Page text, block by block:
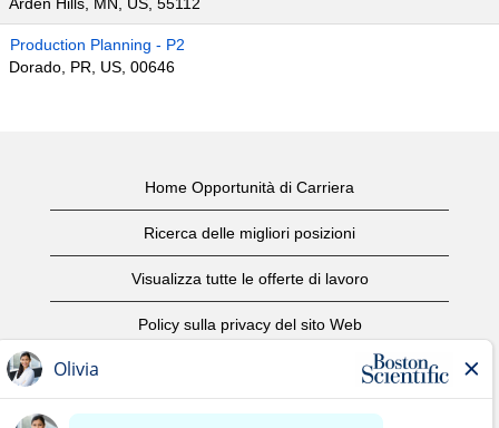
Production Planning - P2
Dorado, PR, US, 00646
Home Opportunità di Carriera
Ricerca delle migliori posizioni
Visualizza tutte le offerte di lavoro
Policy sulla privacy del sito Web
Avviso di copyright